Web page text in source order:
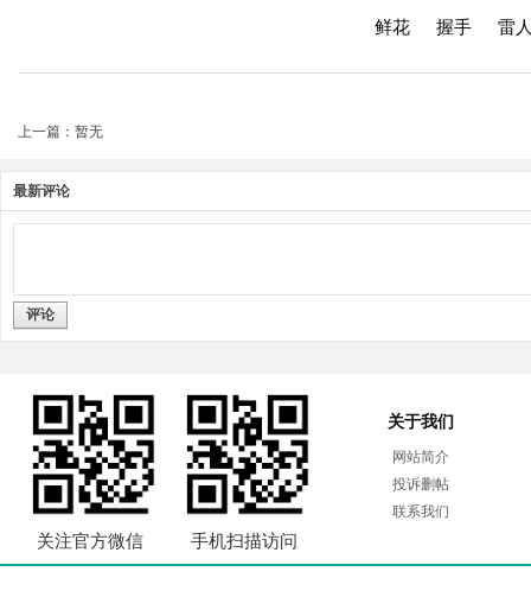
鲜花 握手 雷
上一篇：暂无
最新评论
评论
关注官方微信 手机扫描访问
关于我们
网站简介
投诉删帖
联系我们